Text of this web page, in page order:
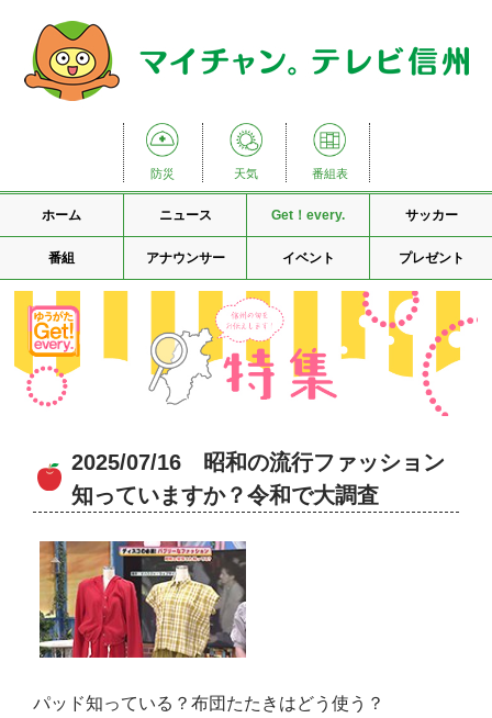
防災 天気 番組表
ホーム ニュース Get！every. サッカー
番組 アナウンサー イベント プレゼント
2025/07/16 昭和の流行ファッション
知っていますか？令和で大調査
パッド知っている？布団たたきはどう使う？